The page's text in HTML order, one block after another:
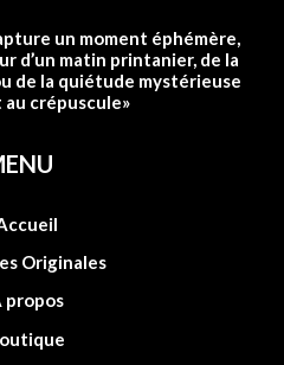
un moment éphémère,
d’un matin printanier, de la
de la quiétude mystérieuse
au crépuscule»
Originales
propos